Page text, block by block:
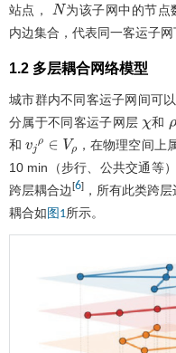
站点，
N 为该子网中的节点
内边集合，代表同一客运子网
1.2 多层耦合网络模型
城市群内不同客运子网间可
分属于不同客运子网层 χ 和 ρ
和 vjρ ∈V ρ
，在物理空间上
10 min（步行、公共交通等
跨层耦合边[6] ，所有此类跨
耦合如 图1所示。